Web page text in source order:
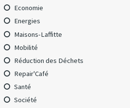
Economie
Energies
Maisons-Laffitte
Mobilité
Réduction des Déchets
Repair'Café
Santé
Société